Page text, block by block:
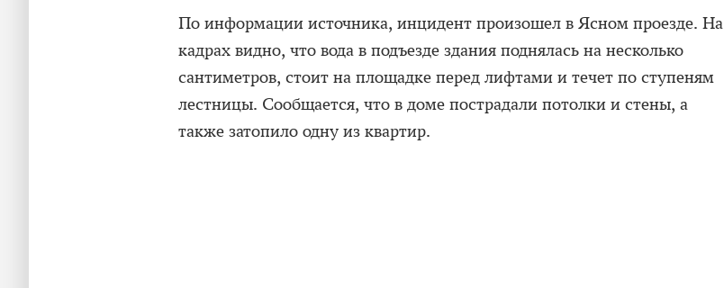
По информации источника, инцидент произошел в Ясном проезде. На
кадрах видно, что вода в подъезде здания поднялась на несколько
сантиметров, стоит на площадке перед лифтами и течет по ступеням
лестницы. Сообщается, что в доме пострадали потолки и стены, а
также затопило одну из квартир.